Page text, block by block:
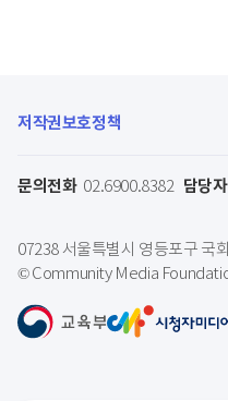
저작권보호정책
문의전화 02.6900.8382 담당
07238 서울특별시 영등포구 국
© Community Media